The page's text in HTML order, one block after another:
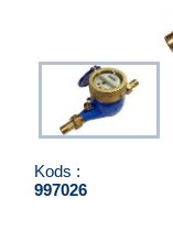
Kods :
997026